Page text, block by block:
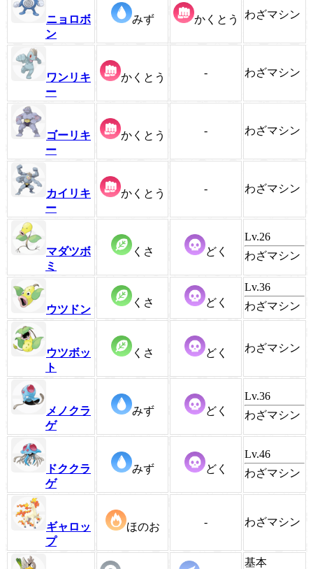
ニョロボ
ン
みず かくとう わざマシン
ワンリキ
ー
かくとう - わざマシン
ゴーリキ
ー
かくとう - わざマシン
カイリキ
ー
かくとう - わざマシン
マダツボ
ミ
くさ どく
Lv.26
わざマシン
ウツドン
くさ どく
Lv.36
わざマシン
ウツボッ
ト
くさ どく わざマシン
メノクラ
ゲ
みず どく
Lv.36
わざマシン
ドククラ
ゲ
みず どく
Lv.46
わざマシン
ギャロッ
プ
ほのお - わざマシン
基本